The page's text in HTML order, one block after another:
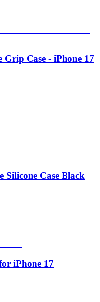
Case - iPhone 17
Silicone Case Black
iPhone 17